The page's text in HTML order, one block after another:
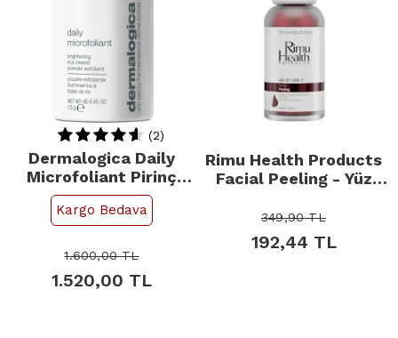
(2)
Dermalogica Daily
Microfoliant Pirinç
Tozu Günlük Peeling
13gr
Kargo Bedava
1.600,00TL
1.520,00 TL
Rimu Health Products
Facial Peeling - Yüz
349,90TL
192,44 TL